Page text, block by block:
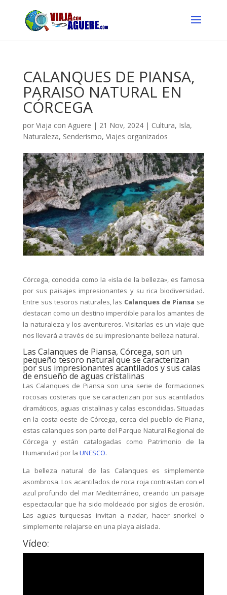
CALANQUES DE PIANSA,
PARAISO NATURAL EN
CÓRCEGA
por Viaja con Aguere | 21 Nov, 2024| Cultura, Isla,
Naturaleza, Senderismo, Viajes organizados
Córcega, conocida como la «isla de la belleza», es famosa
por sus paisajes impresionantes y su rica biodiversidad.
Entre sus tesoros naturales, las Calanques de Piansa se
destacan como un destino imperdible para los amantes de
la naturaleza y los aventureros. Visitarlas es un viaje que
nos llevará a través de su impresionante belleza natural.
Las Calanques de Piansa, Córcega, son un
pequeño tesoro natural que se caracterizan
por sus impresionantes acantilados y sus calas
de ensueño de aguas cristalinas
Las Calanques de Piansa son una serie de formaciones
rocosas costeras que se caracterizan por sus acantilados
dramáticos, aguas cristalinas y calas escondidas. Situadas
en la costa oeste de Córcega, cerca del pueblo de Piana,
estas calanques son parte del Parque Natural Regional de
Córcega y están catalogadas como Patrimonio de la
Humanidad por la UNESCO.
La belleza natural de las Calanques es simplemente
asombrosa. Los acantilados de roca roja contrastan con el
azul profundo del mar Mediterráneo, creando un paisaje
espectacular que ha sido moldeado por siglos de erosión.
Las aguas turquesas invitan a nadar, hacer snorkel o
simplemente relajarse en una playa aislada.
Vídeo: